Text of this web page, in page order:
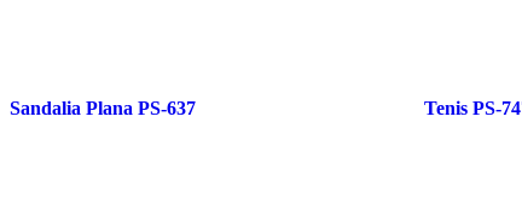
Sandalia Plana PS-637 Tenis PS-